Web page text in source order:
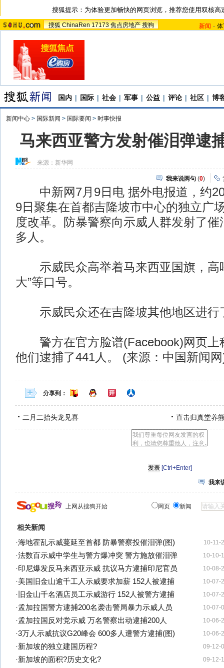
搜狐提示：为体验更加畅快的网页浏览，推荐您使用双核高
搜狐 ChinaRen 17173 焦点房地产 搜狗 新闻 -
国内 | 国际 | 社会 | 军事 | 公益 | 评论 | 社区 | 博
新闻中心 > 国际新闻 > 国际要闻 > 时事快报
马来西亚警方发射催泪弹逮
来源： 新华网
我来说两句 (0)
中新网7月9日电 据外电报道，约
9日聚集在首都吉隆坡市中心的独立广
度改革。防暴警察向示威人群发射了
多人。
示威民众高举着马来西亚国旗，高
大”等口号。
示威民众还在吉隆坡其他地区进行
警方在官方脸谱(Facebook)网页上
他们逮捕了441人。 (来源：中国新闻
分享到：
二月二抬头龙见喜 直击归真堂养
[Ctrl+Enter]
我来
上网从搜狗开始 网页 新闻
相关新闻
10-11-
·海地霍乱示威蔓延至首都 防暴警察投催泪弹(图)
10-10-
·法数百示威中学生与警方爆冲突 警方施放催泪弹
10-08-
·印尼爆发反马来西亚示威 抗议马方逮捕印尼官员
10-07-
·美国旧金山逾千工人示威要求加薪 152人被逮捕
10-07-
· 旧金山千名酒店员工示威游行 152人被警方逮捕
10-07-
·孟加拉国警方逮捕200名袭击警局暴力示威人员
10-06-
·孟加拉国反对党示威 万名警察出动逮捕200人
10-06-
·3万人示威抗议G20峰会 600多人遭警方逮捕(图)
09-12-
·新加坡的独立建国历程?
09-12-
·新加坡的面积?历史文化?